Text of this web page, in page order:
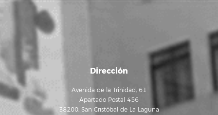
Dirección
Avenida de la Trinidad, 61
Apartado Postal 456
38200, San Cristóbal de La Laguna